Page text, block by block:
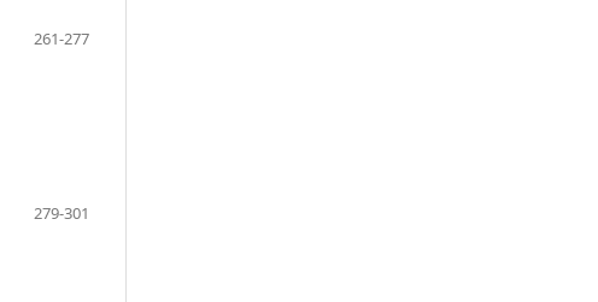
261-277
279-301